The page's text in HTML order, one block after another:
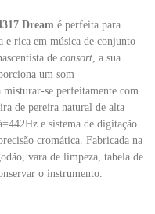
Dream é perfeita para
e rica em música de conjunto
de consort, a sua
um som
se perfeitamente com
de pereira natural de alta
e sistema de digitação
cromática. Fabricada na
vara de limpeza, tabela de
o instrumento.